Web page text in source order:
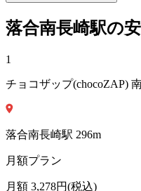
落合南長崎駅の
1
チョコザップ(chocoZAP)
落合南長崎駅 296m
月額プラン
月額 3,278円(税込)